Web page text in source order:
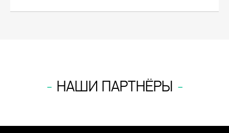
НАШИ ПАРТНЁРЫ